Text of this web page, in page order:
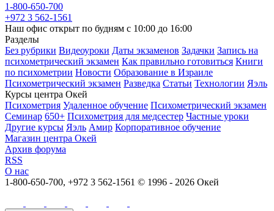
1-800-650-700
+972 3 562-1561
Наш офис открыт по будням с 10:00 до 16:00
Разделы
Без рубрики Видеоуроки Даты экзаменов Задачки Запись на
психометрический экзамен Как правильно готовиться Книги
по психометрии Новости Образование в Израиле
Психометрический экзамен Разведка Статьи Технологии Яэль
Курсы центра Окей
Психометрия Удаленное обучение Психометрический экзамен
Семинар 650+ Психометрия для медсестер Частные уроки
Другие курсы Яэль Амир Корпоративное обучение
Магазин центра Окей
Архив форума
RSS
О нас
1-800-650-700, +972 3 562-1561 © 1996 - 2026 Окей